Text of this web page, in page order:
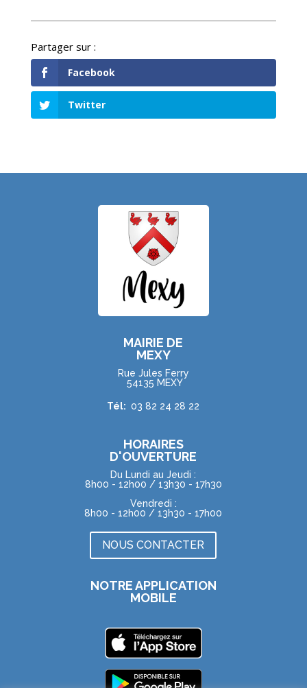
Facebook
Twitter
MAIRIE DE
MEXY
Rue Jules Ferry
54135 MEXY
Tél: 03 82 24 28 22
HORAIRES
D'OUVERTURE
Du Lundi au Jeudi :
8h00 - 12h00 / 13h30 - 17h30
Vendredi :
8h00 - 12h00 / 13h30 - 17h00
NOUS CONTACTER
NOTRE APPLICATION
MOBILE